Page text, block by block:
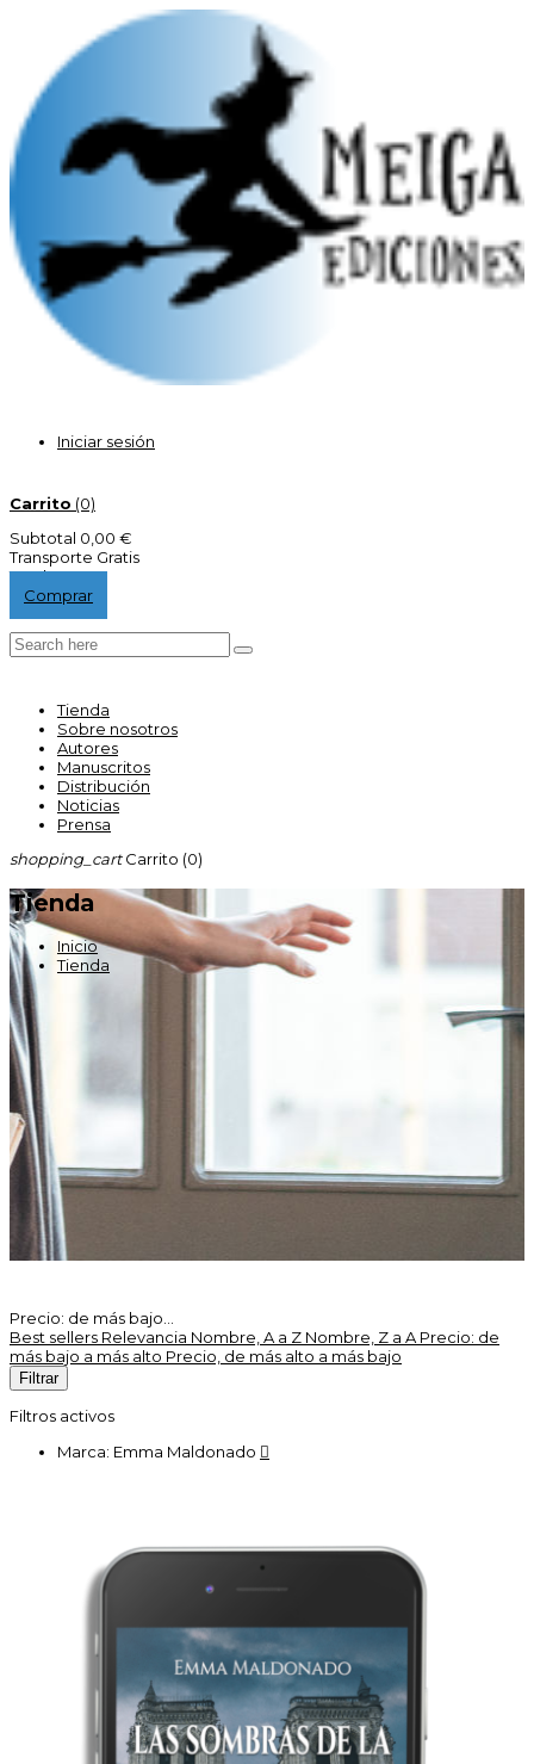
Iniciar sesión
Carrito (0)
Subtotal 0,00 €
Transporte Gratis
Total0,00 €
Comprar
Tienda
Sobre nosotros
Autores
Manuscritos
Distribución
Noticias
Prensa
shopping_cart Carrito (0)
Tienda
Inicio
Tienda
Precio: de más bajo...
Best sellers Relevancia Nombre, A a Z Nombre, Z a A Precio: de
más bajo a más alto Precio, de más alto a más bajo
Filtrar
Filtros activos
Marca: Emma Maldonado 